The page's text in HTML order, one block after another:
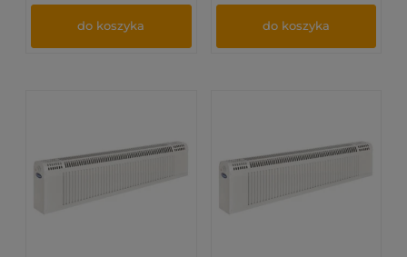
do koszyka do koszyka